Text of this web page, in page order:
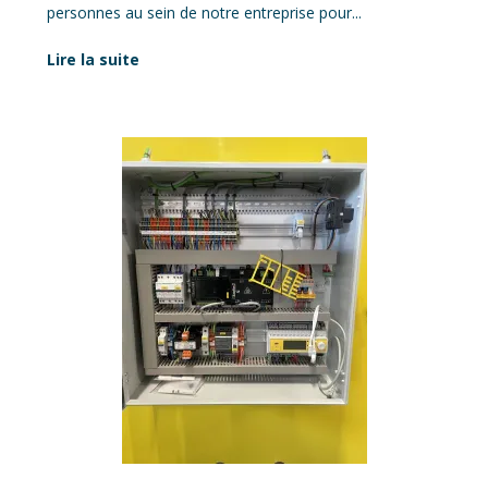
personnes au sein de notre entreprise pour...
Lire la suite